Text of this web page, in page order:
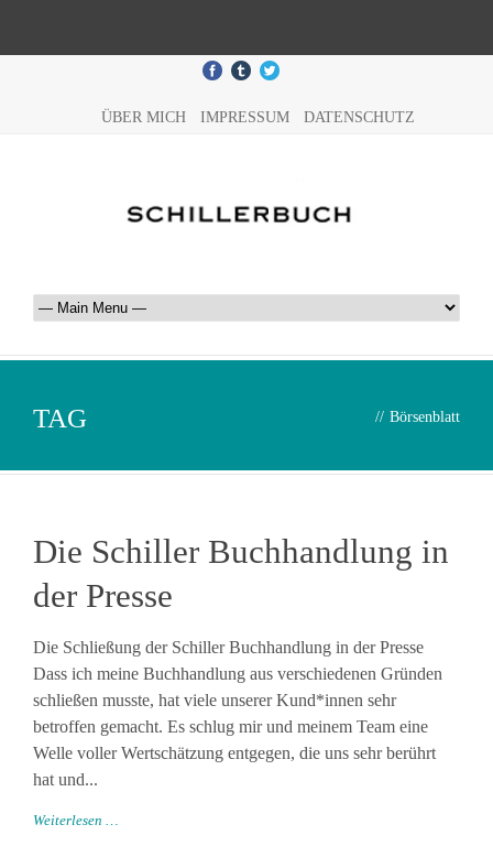
ÜBER MICH IMPRESSUM DATENSCHUTZ
TAG // Börsenblatt
Die Schiller Buchhandlung in
der Presse
Die Schließung der Schiller Buchhandlung in der Presse
Dass ich meine Buchhandlung aus verschiedenen Gründen
schließen musste, hat viele unserer Kund*innen sehr
betroffen gemacht. Es schlug mir und meinem Team eine
Welle voller Wertschätzung entgegen, die uns sehr berührt
hat und...
Weiterlesen …